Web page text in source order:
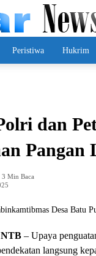
Peristiwa Hukrim
dan
Pangan
3 Min Baca
– Upaya
langsung